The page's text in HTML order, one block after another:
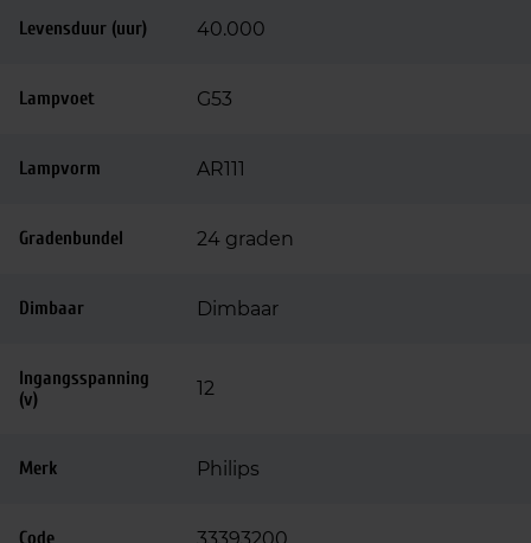
Levensduur (uur) 40.000
Lampvoet G53
Lampvorm AR111
Gradenbundel 24 graden
Dimbaar Dimbaar
Ingangsspanning
(v)
12
Merk Philips
Code